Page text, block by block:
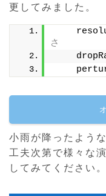
更してみました。
さ
小雨が降ったよう
工夫次第で様々な
してみてください。